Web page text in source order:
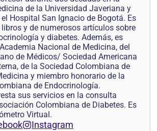
de la Universidad Javeriana y
Hospital San Ignacio de Bogotá. Es
y de numerosos artículos sobre
y diabetes. Además, es
Nacional de Medicina, del
de Médicos/ Sociedad Americana
de la Sociedad Colombiana de
y miembro honorario de la
de Endocrinología.
sus servicios en la consulta
Colombiana de Diabetes. Es
Virtual.
Instagram